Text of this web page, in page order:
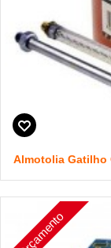
Almotolia Gatilho
Orçamento